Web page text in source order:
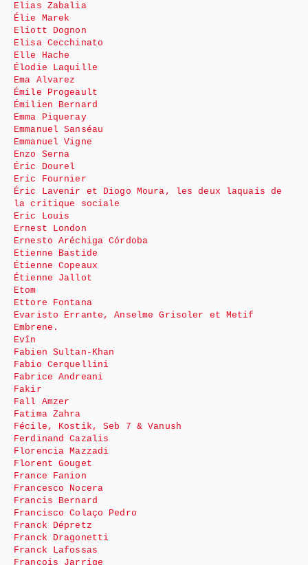
Elias Zabalia
Élie Marek
Eliott Dognon
Elisa Cecchinato
Elle Hache
Élodie Laquille
Ema Alvarez
Émile Progeault
Émilien Bernard
Emma Piqueray
Emmanuel Sanséau
Emmanuel Vigne
Enzo Serna
Éric Dourel
Eric Fournier
Éric Lavenir et Diogo Moura, les deux laquais de
la critique sociale
Eric Louis
Ernest London
Ernesto Aréchiga Córdoba
Etienne Bastide
Étienne Copeaux
Étienne Jallot
Etom
Ettore Fontana
Evaristo Errante, Anselme Grisoler et Metif
Embrene.
Evîn
Fabien Sultan-Khan
Fabio Cerquellini
Fabrice Andreani
Fakir
Fall Amzer
Fatima Zahra
Fécile, Kostik, Seb 7 & Vanush
Ferdinand Cazalis
Florencia Mazzadi
Florent Gouget
France Fanion
Francesco Nocera
Francis Bernard
Francisco Colaço Pedro
Franck Dépretz
Franck Dragonetti
Franck Lafossas
François Jarrige